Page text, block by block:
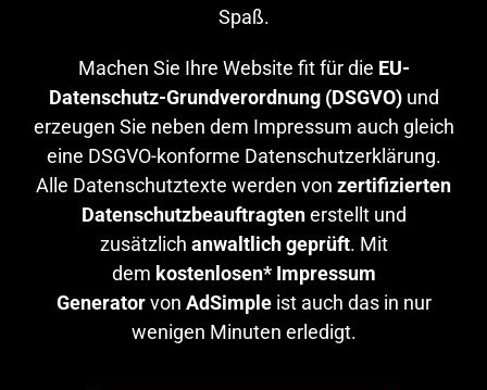
Spaß.
Machen Sie Ihre Website fit für die EU-
Datenschutz-Grundverordnung (DSGVO) und
erzeugen Sie neben dem Impressum auch gleich
eine DSGVO-konforme Datenschutzerklärung.
Alle Datenschutztexte werden von zertifizierten
Datenschutzbeauftragtenerstellt und
zusätzlich anwaltlich geprüft. Mit
dem kostenlosen* Impressum
Generatorvon AdSimpleist auch das in nur
wenigen Minuten erledigt.